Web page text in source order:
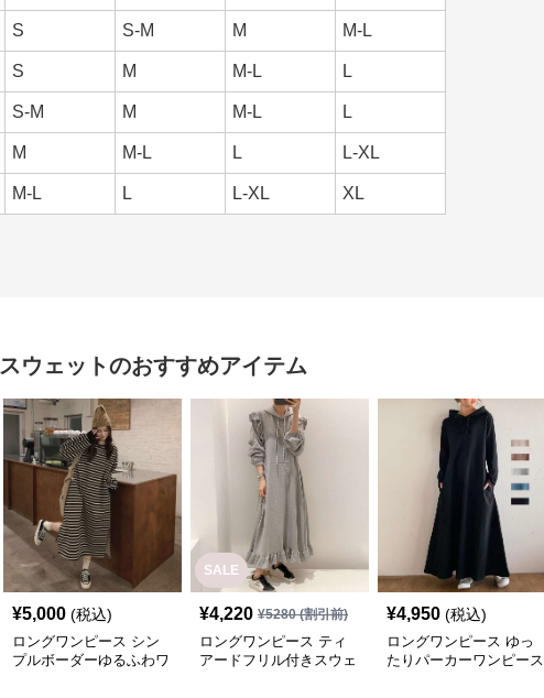
S S-M M M-L
S M M-L L
S-M M M-L L
M M-L L L-XL
M-L L L-XL XL
スウェットのおすすめアイテム
¥5,000 (税込)
ロングワンピース シン
プルボーダーゆるふわワ
SALE
¥4,220 ¥5280(割引前)
ロングワンピース ティ
アードフリル付きスウェ
¥4,950 (税込)
ロングワンピース ゆっ
たりパーカーワンピース